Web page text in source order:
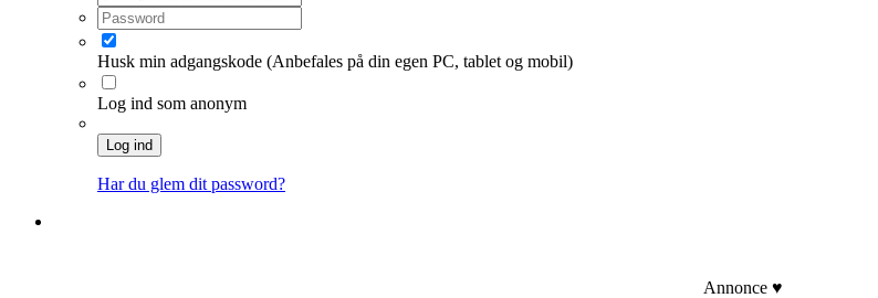
Husk min adgangskode (Anbefales på din egen PC, tablet og mobil)
Log ind som anonym
Log ind
Har du glem dit password?
Annonce ♥